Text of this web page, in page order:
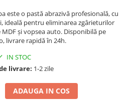
este o pastă abrazivă profesională, cu
ideală pentru eliminarea zgârieturilor
și vopsea auto. Disponibilă pe
livrare rapidă în 24h.
IN STOC
livrare: 1-2 zile
ADAUGA IN COS